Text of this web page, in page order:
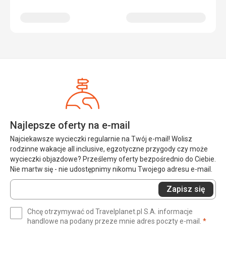
Najlepsze oferty na e-mail
Najciekawsze wycieczki regularnie na Twój e-mail! Wolisz
rodzinne wakacje all inclusive, egzotyczne przygody czy może
wycieczki objazdowe? Prześlemy oferty bezpośrednio do Ciebie.
Nie martw się - nie udostępnimy nikomu Twojego adresu e-mail.
Wprowadź
swój
(wymagane)
Zapisz się
Chcę otrzymywać od Travelplanet.pl S.A. informacje
handlowe na podany przeze mnie adres poczty e-mail. *